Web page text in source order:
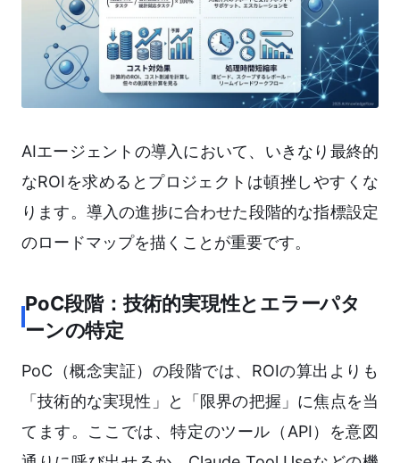
AIエージェントの導入において、いきなり最終的
なROIを求めるとプロジェクトは頓挫しやすくな
ります。導入の進捗に合わせた段階的な指標設定
のロードマップを描くことが重要です。
PoC段階：技術的実現性とエラーパタ
ーンの特定
PoC（概念実証）の段階では、ROIの算出よりも
「技術的な実現性」と「限界の把握」に焦点を当
てます。ここでは、特定のツール（API）を意図